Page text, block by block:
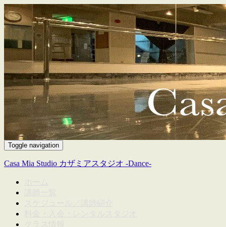
Toggle navigation
Casa Mia Studio カザミアスタジオ -Dance-